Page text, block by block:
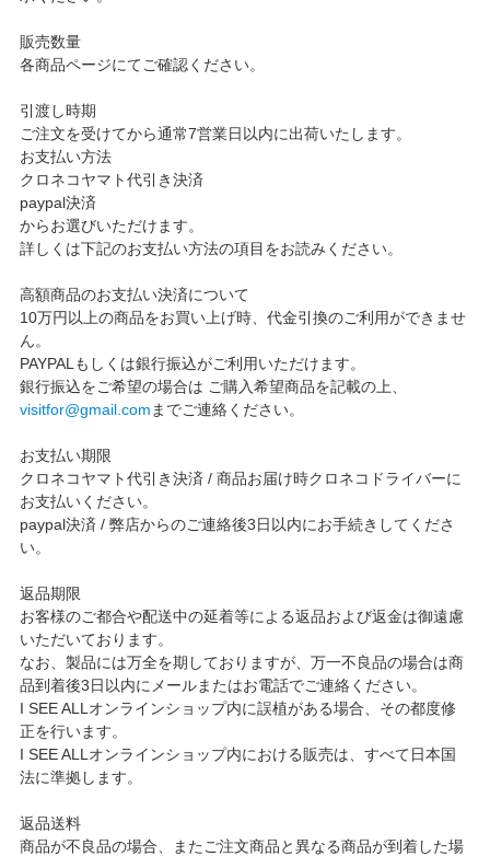
販売数量
各商品ページにてご確認ください。
引渡し時期
ご注文を受けてから通常7営業日以内に出荷いたします。
お支払い方法
クロネコヤマト代引き決済
paypal決済
からお選びいただけます。
詳しくは下記のお支払い方法の項目をお読みください。
高額商品のお支払い決済について
10万円以上の商品をお買い上げ時、代金引換のご利用ができませ
ん。
PAYPALもしくは銀行振込がご利用いただけます。
銀行振込をご希望の場合は ご購入希望商品を記載の上、
visitfor@gmail.comまでご連絡ください。
お支払い期限
クロネコヤマト代引き決済 / 商品お届け時クロネコドライバーに
お支払いください。
paypal決済 / 弊店からのご連絡後3日以内にお手続きしてくださ
い。
返品期限
お客様のご都合や配送中の延着等による返品および返金は御遠慮
いただいております。
なお、製品には万全を期しておりますが、万一不良品の場合は商
品到着後3日以内にメールまたはお電話でご連絡ください。
I SEE ALLオンラインショップ内に誤植がある場合、その都度修
正を行います。
I SEE ALLオンラインショップ内における販売は、すべて日本国
法に準拠します。
返品送料
商品が不良品の場合、またご注文商品と異なる商品が到着した場